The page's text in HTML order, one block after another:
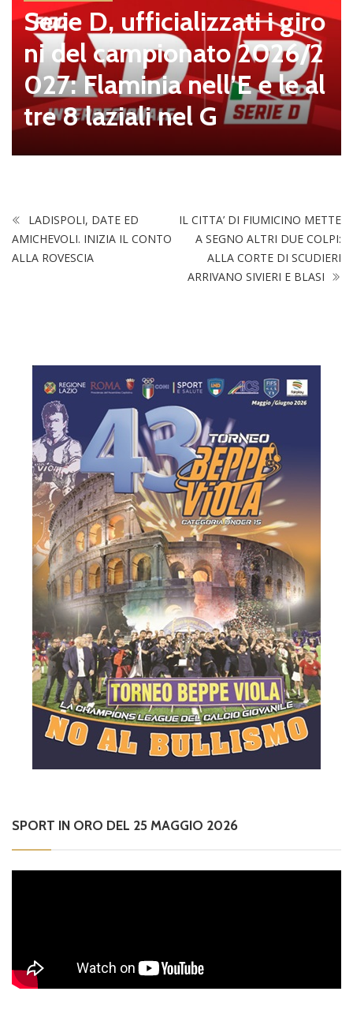
Serie D, ufficializzati i giro
ni del campionato 2026/2
027: Flaminia nell’E e le al
tre 8 laziali nel G
LADISPOLI, DATE ED
AMICHEVOLI. INIZIA IL CONTO
ALLA ROVESCIA
IL CITTA’ DI FIUMICINO METTE
A SEGNO ALTRI DUE COLPI:
ALLA CORTE DI SCUDIERI
ARRIVANO SIVIERI E BLASI
SPORT IN ORO DEL 25 MAGGIO 2026